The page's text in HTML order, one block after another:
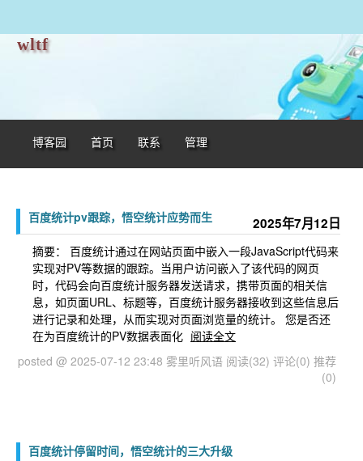
wltf
博客园 首页 联系 管理
2025年7月12日
百度统计pv跟踪，悟空统计应势而生
摘要： 百度统计通过在网站页面中嵌入一段JavaScript代码来
实现对PV等数据的跟踪。当用户访问嵌入了该代码的网页
时，代码会向百度统计服务器发送请求，携带页面的相关信
息，如页面URL、标题等，百度统计服务器接收到这些信息后
进行记录和处理，从而实现对页面浏览量的统计。 您是否还
在为百度统计的PV数据表面化 阅读全文
posted @ 2025-07-12 23:48 雾里听风语 阅读(32) 评论(0) 推荐
(0)
百度统计停留时间，悟空统计的三大升级